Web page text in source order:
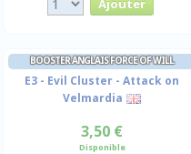
BOOSTER ANGLAIS FORCE OF WILL
E3 - Evil Cluster - Attack on
Velmardia
3,50 €
Disponible